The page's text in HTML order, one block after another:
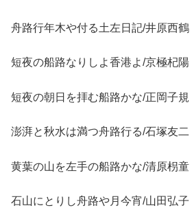
舟路行年木や付る土左日記/井原西鶴
短夜の船路なりしよ香港よ/京極杞陽
短夜の朝日を拝む船路かな/正岡子規
澎湃と秋水は満つ舟路行る/石塚友二
黄葉の山を左手の船路かな/清原枴童
石山にとりし舟路や月今宵/山田弘子